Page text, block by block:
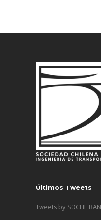
Últimos Tweets
Tweets by SOCHITRAN